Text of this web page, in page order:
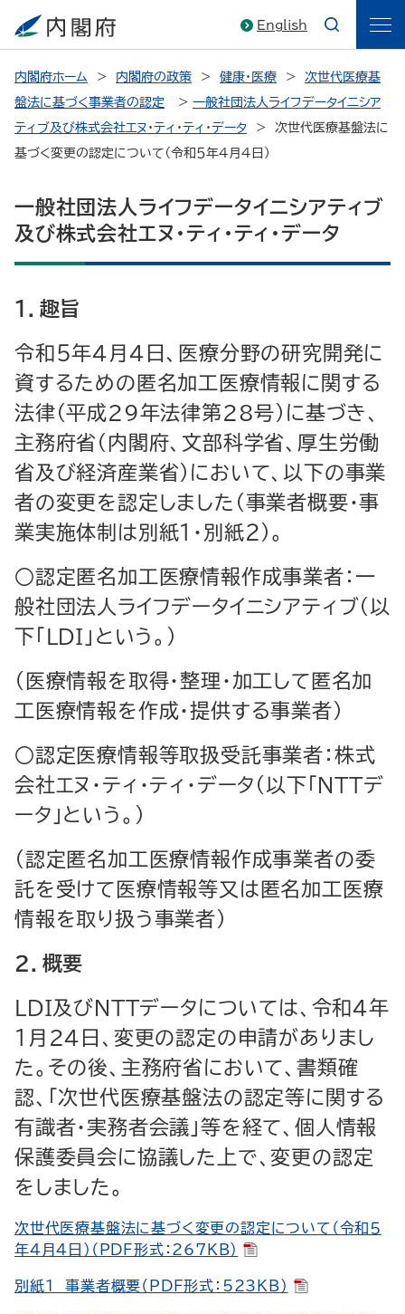
English
内閣府ホーム 内閣府の政策 健康・医療
次世代医療基
盤法に基づく事業者の認定
一般社団法人ライフデータイニシア
ティブ及び株式会社エヌ・ティ・ティ・データ
次世代医療基盤法に
基づく変更の認定について（令和５年４月４日）
一般社団法人ライフデータイニシアティブ
及び株式会社エヌ・ティ・ティ・データ
１．趣旨
令和５年４月４日、医療分野の研究開発に
資するための匿名加工医療情報に関する
法律（平成29年法律第28号）に基づき、
主務府省（内閣府、文部科学省、厚生労働
省及び経済産業省）において、以下の事業
者の変更を認定しました（事業者概要・事
業実施体制は別紙１・別紙２）。
○認定匿名加工医療情報作成事業者：一
般社団法人ライフデータイニシアティブ（以
下「LDI」という。）
（医療情報を取得・整理・加工して匿名加
工医療情報を作成・提供する事業者）
○認定医療情報等取扱受託事業者：株式
会社エヌ・ティ・ティ・データ（以下「NTTデ
ータ」という。）
（認定匿名加工医療情報作成事業者の委
託を受けて医療情報等又は匿名加工医療
情報を取り扱う事業者）
２．概要
LDI及びNTTデータについては、令和４年
１月24日、変更の認定の申請がありまし
た。その後、主務府省において、書類確
認、「次世代医療基盤法の認定等に関する
有識者・実務者会議」等を経て、個人情報
保護委員会に協議した上で、変更の認定
をしました。
次世代医療基盤法に基づく変更の認定について（令和５
年４月４日）（PDF形式：267KB）
別紙１ 事業者概要（PDF形式：523KB）